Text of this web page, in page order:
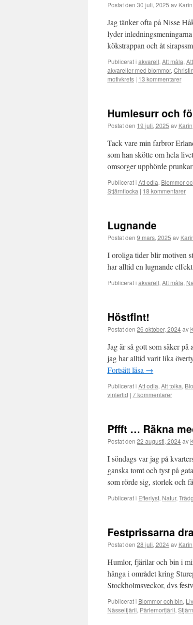
Postat den 30 juli, 2025 av Karin
Jag tänker ofta på Nisse
lyder
kökstrappan och åt
Publicerat i akvarell, Att måla,
akvareller med blommor,
motivkrets | 13 kommentarer
Humlesurr och
Postat den 19 juli, 2025 av Karin
Tack vare min farbror
som han skötte om hela
omsorger upphörde
Publicerat i Att odla, Blommor
Stjärnflocka | 18 kommentarer
Lugnande
Postat den 9 mars, 2025 av
I oroliga tider blir motiven
har alltid en lugnande
Publicerat i akvarell, Att måla,
Höstfint!
Postat den 26 oktober, 2024av
Jag är så gott som säker
jag har alltid varit lika
Fortsätt läsa →
Publicerat i Att odla, Att tolka,
vintertid | 7 kommentarer
Pffft … Räkna
Postat den 22 augusti, 2024av
I söndags var jag på
ganska tomt och tyst på
som rörde sig, storlek och
Publicerat i Efterlyst, Natur,
Festprissarna
Postat den 28 juli, 2024av Karin
Humlor, fjärilar och bin i
hänga i området kring
Stockholmsveckor, dvs
Publicerat i Blommor och bin,
Nässelfjäril, Pärlemorfjäril,